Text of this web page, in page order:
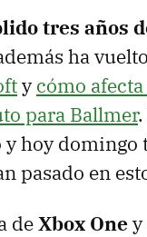
tres años
ha
ycómo
para Ballmer
hoy domingo
pasado en
deXbox One y